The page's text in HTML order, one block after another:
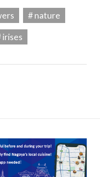
# nature
irises